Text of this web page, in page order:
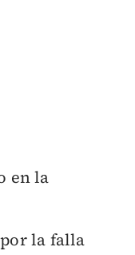
en la
la falla